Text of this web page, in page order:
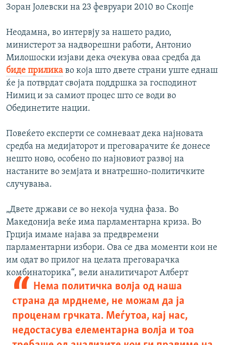
Зоран Јолевски на 23 февруари 2010 во Скопје
Неодамна, во интервју за нашето радио,
министерот за надворешни работи, Антонио
Милошоски изјави дека очекува оваа средба да
биде прилика во која што двете страни уште еднаш
ќе ја потврдат својата поддршка за господинот
Нимиц и за самиот процес што се води во
Обединетите нации.
Повеќето експерти се сомневаат дека најновата
средба на медијаторот и преговарачите ќе донесе
нешто ново, особено по најновиот развој на
настаните во земјата и внатрешно-политичките
случувања.
„Двете држави се во некоја чудна фаза. Во
Македонија веќе има парламентарна криза. Во
Грција имаме најава за предвремени
парламентарни избори. Ова се два моменти кои не
им одат во прилог на целата преговарачка
комбинаторика“, вели
Нема политичка волја од наша
страна да мрднеме, не можам да ја
проценам грчката. Меѓутоа, кај нас,
недостасува елементарна волја и тоа
аналитичарот Алберт